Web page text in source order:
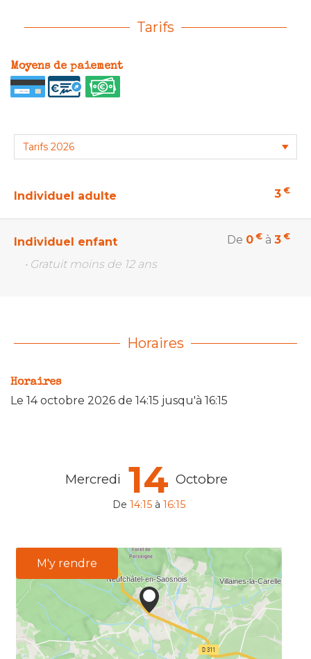
Tarifs
Moyens de paiement
Individuel adulte 3 €
Individuel enfant De 0 € à 3 €
• Gratuit moins de 12 ans
Horaires
Horaires
Le 14 octobre 2026 de 14:15 jusqu'à 16:15
Mercredi 14 Octobre
De 14:15 à 16:15
M'y rendre